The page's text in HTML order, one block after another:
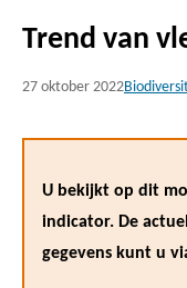
Kruimelpad
Trend van
27 oktober 2022
U bekijkt op dit
indicator. De
gegevens kunt u